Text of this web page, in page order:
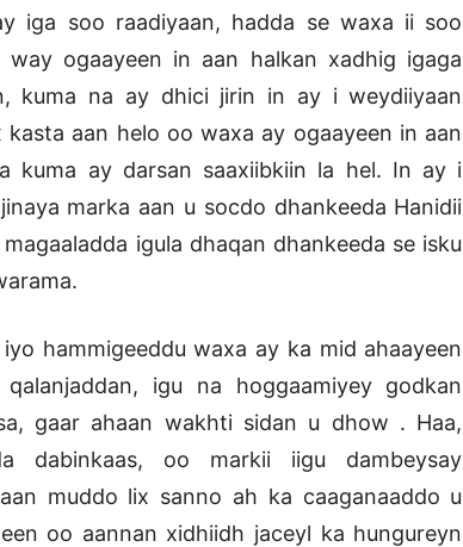
iga soo raadiyaan, hadda se waxa ii soo
way ogaayeen in aan halkan xadhig igaga
kuma na ay dhici jirin in ay i weydiiyaan
aan helo oo waxa ay ogaayeen in aan
kuma ay darsan saaxiibkiin la hel. In ay i
marka aan u socdo dhankeeda Hanidii
igula dhaqan dhankeeda se isku
hammigeeddu waxa ay ka mid ahaayeen
igu na hoggaamiyey godkan
gaar ahaan wakhti sidan u dhow . Haa,
dabinkaas, oo markii iigu dambeysay
muddo lix sanno ah ka caaganaaddo u
oo aannan xidhiidh jaceyl ka hungureyn